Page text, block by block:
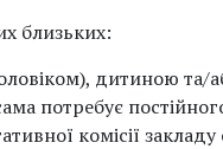
близьких:
дитиною та/
потребує
комісії